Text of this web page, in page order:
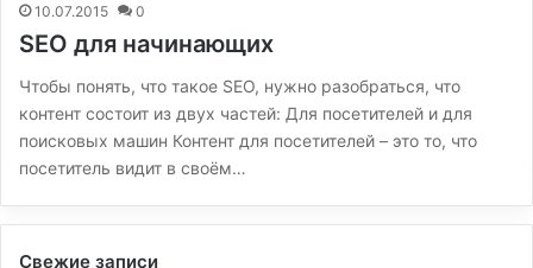
10.07.2015 0
SEO для начинающих
Чтобы понять, что такое SEO, нужно разобраться, что
контент состоит из двух частей: Для посетителей и для
поисковых машин Контент для посетителей – это то, что
посетитель видит в своём…
Свежие записи